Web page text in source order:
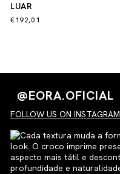
LUAR
€192,01
@EORA.OFICIAL
FOLLOW US ON INSTAGRAM